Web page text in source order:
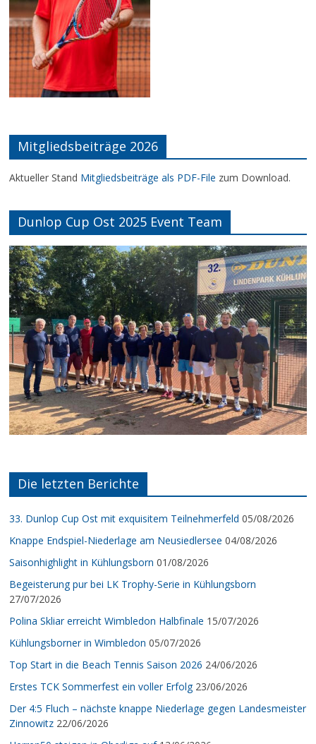
Mitgliedsbeiträge 2026
Aktueller Stand Mitgliedsbeiträge als PDF-File zum Download.
Dunlop Cup Ost 2025 Event Team
Die letzten Berichte
33. Dunlop Cup Ost mit exquisitem Teilnehmerfeld 05/08/2026
Knappe Endspiel-Niederlage am Neusiedlersee 04/08/2026
Saisonhighlight in Kühlungsborn 01/08/2026
Begeisterung pur bei LK Trophy-Serie in Kühlungsborn
27/07/2026
Polina Skliar erreicht Wimbledon Halbfinale 15/07/2026
Kühlungsborner in Wimbledon 05/07/2026
Top Start in die Beach Tennis Saison 2026 24/06/2026
Erstes TCK Sommerfest ein voller Erfolg 23/06/2026
Der 4:5 Fluch – nächste knappe Niederlage gegen Landesmeister
Zinnowitz 22/06/2026